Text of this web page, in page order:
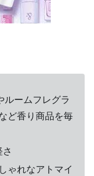
ルームフレグラ
ど香り商品を毎
ゃれなアトマイ